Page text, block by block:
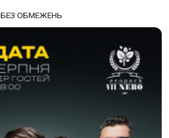
БЕЗ ОБМЕЖЕНЬ